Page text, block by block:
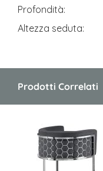
Profondità
Altezza seduta
Prodotti Correlati